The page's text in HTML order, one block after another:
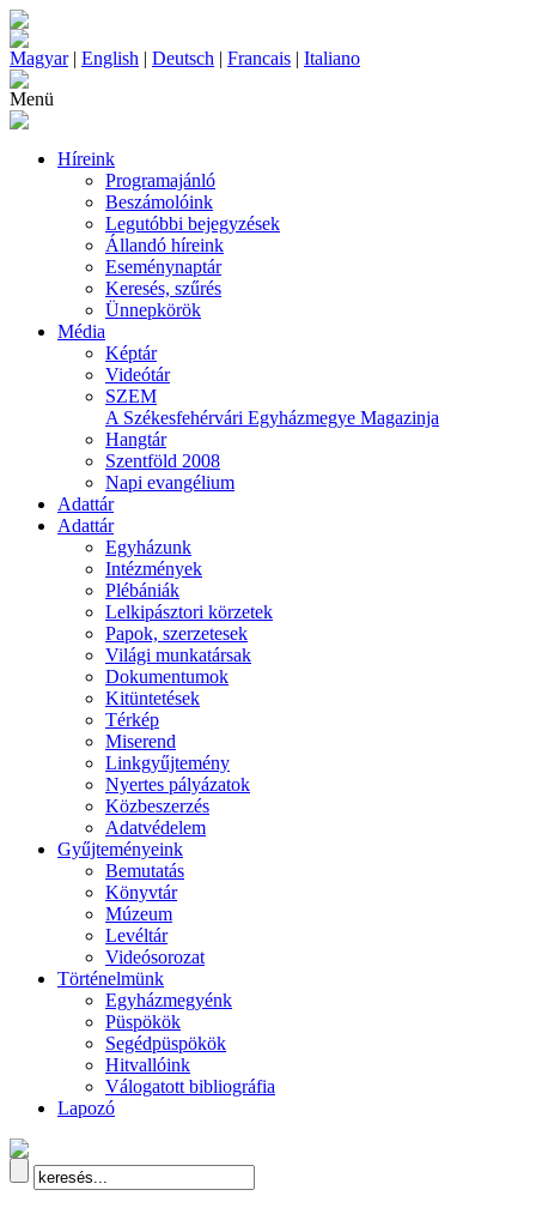
Magyar| English | Deutsch | Francais | Italiano
Menü
Híreink
Programajánló
Beszámolóink
Legutóbbi bejegyzések
Állandó híreink
Eseménynaptár
Keresés, szűrés
Ünnepkörök
Média
Képtár
Videótár
SZEM
A Székesfehérvári Egyházmegye Magazinja
Hangtár
Szentföld 2008
Napi evangélium
Adattár
Adattár
Egyházunk
Intézmények
Plébániák
Lelkipásztori körzetek
Papok, szerzetesek
Világi munkatársak
Dokumentumok
Kitüntetések
Térkép
Miserend
Linkgyűjtemény
Nyertes pályázatok
Közbeszerzés
Adatvédelem
Gyűjteményeink
Bemutatás
Könyvtár
Múzeum
Levéltár
Videósorozat
Történelmünk
Egyházmegyénk
Püspökök
Segédpüspökök
Hitvallóink
Válogatott bibliográfia
Lapozó